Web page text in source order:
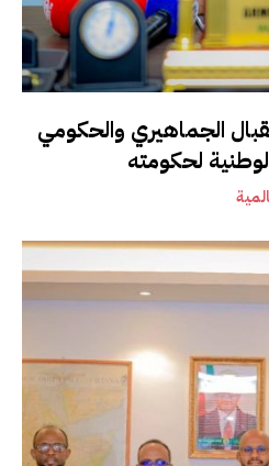
الجماهيري والحكومي
لحكومته